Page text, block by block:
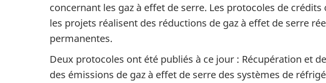
concernant les gaz à effet de serre. Les protocoles de
les projets réalisent des réductions de gaz à effet de serre
permanentes.
Deux protocoles ont été publiés à ce jour : Récupération et
des émissions de gaz à effet de serre des systèmes de